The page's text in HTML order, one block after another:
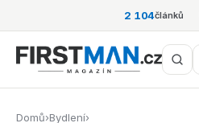
2 104článků
Domů›Bydlení›